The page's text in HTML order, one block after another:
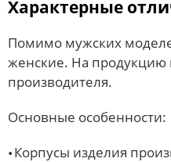
Характерные
Помимо мужских
женские. На продукцию
производителя.
Основные особенности:
Корпусы изделия